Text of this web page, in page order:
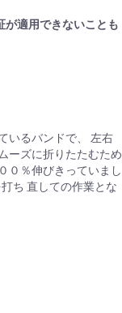
が適用できないことも
いるバンドで、 左右
ーズに折りたたむため
０％伸びきっていまし
ち 直しての作業とな